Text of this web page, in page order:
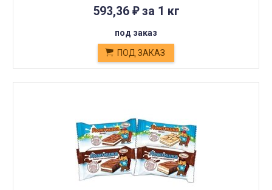
593,36 ₽за 1 кг
под заказ
ПОД ЗАКАЗ